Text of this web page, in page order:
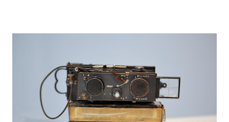
कुरा र बयान मीठा लाग्दै थिए । एक किसिमले आमा मेरो कल्पनामा
मगाएकीछु, ला” आमाले २ वटा फोटो हातमा राखिदिनु भयो । आमाको
अगाडि नियालेर हेर्न लाज भयो । केटी त राम्री नै हो । मैले झलक्क हेर्दा
त्यही देखें । म रिमोट चलाइरहेको थिँए । गोरुले दाँइ गरे जसरी च्यानल
घुमाउनु मेरो पुरानो बानी । भरे बुवा आएपछि कुरा गरौँला भनेर आमा